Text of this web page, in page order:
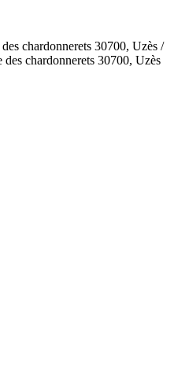
chardonnerets 30700, Uzès /
chardonnerets 30700, Uzès